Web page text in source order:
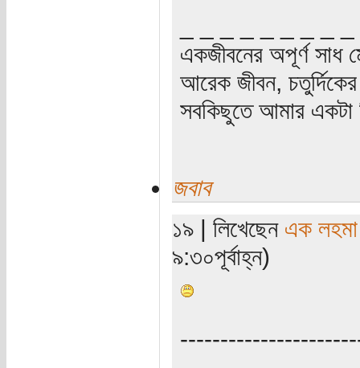
একজীবনের অপূর্ণ সাধ
আরেক জীবন, চতুর্দিকের
সবকিছুতে আমার একটা
জবাব
১৯ | লিখেছেন এক লহমা
৯:৩০পূর্বাহ্ন)